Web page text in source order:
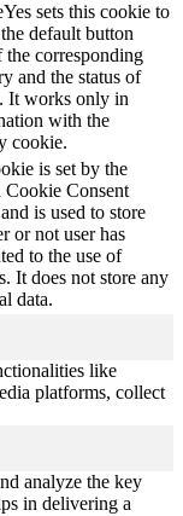
sets this cookie to
default button
the corresponding
and the status of
It works only in
with the
cookie.
is set by the
Consent
is used to store
or not user has
to the use of
It does not store any
data.
like
platforms, collect
analyze the key
in delivering a